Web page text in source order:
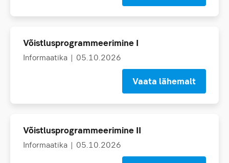
Võistlusprogrammeerimine I
Informaatika | 05.10.2026
Vaata lähemalt
Võistlusprogrammeerimine II
Informaatika | 05.10.2026